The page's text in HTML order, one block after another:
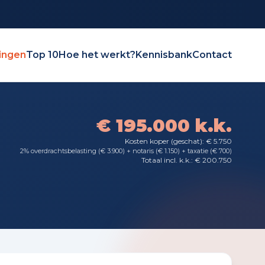
Top 10Hoe het werkt?KennisbankContact
€ 195.000 k.k.
Kosten koper (geschat): € 5.750
2% overdrachtsbelasting (€ 3.900) + notaris (€ 1.150) + taxatie (€ 700)
Totaal incl. k.k.: € 200.750